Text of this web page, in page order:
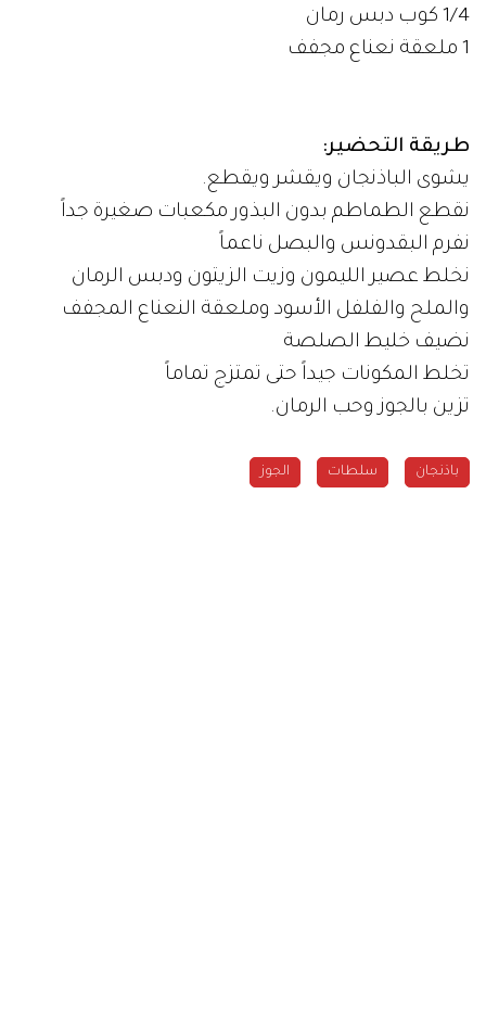
1/4 كوب دبس رمان
1 ملعقة نعناع مجفف
طريقة التحضير:
يشوى الباذنجان ويقشر ويقطع.
نقطع الطماطم بدون البذور مكعبات صغيرة جداً
نفرم البقدونس والبصل ناعماً
نخلط عصير الليمون وزيت الزيتون ودبس الرمان
والملح والفلفل الأسود وملعقة النعناع المجفف
نضيف خليط الصلصة
تخلط المكونات جيداً حتى تمتزج تماماً
تزين بالجوز وحب الرمان.
باذنجان سلطات الجوز